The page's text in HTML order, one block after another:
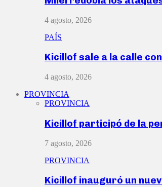
4 agosto, 2026
PAÍS
Kicillof sale a la calle
4 agosto, 2026
PROVINCIA
PROVINCIA
Kicillof participó de la
7 agosto, 2026
PROVINCIA
Kicillof inauguró un